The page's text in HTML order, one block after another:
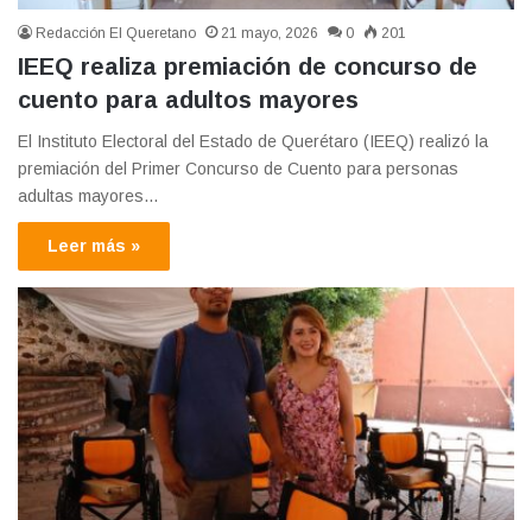
Redacción El Queretano 21 mayo, 2026 0 201
IEEQ realiza premiación de concurso de
cuento para adultos mayores
El Instituto Electoral del Estado de Querétaro (IEEQ) realizó la
premiación del Primer Concurso de Cuento para personas
adultas mayores…
Leer más »